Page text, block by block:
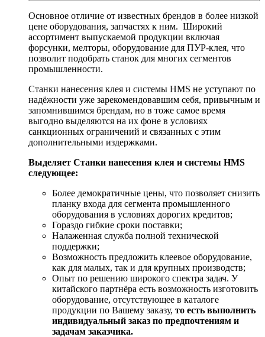
Основное отличие от известных брендов в более низкой
цене оборудования, запчастях к ним. Широкий
ассортимент выпускаемой продукции включая
форсунки, мелторы, оборудование для ПУР-клея, что
позволит подобрать станок для многих сегментов
промышленности.
Станки нанесения клея и системы HMS не уступают по
надёжности уже зарекомендовавшим себя, привычным и
запомнившимся брендам, но в тоже самое время
выгодно выделяются на их фоне в условиях
санкционных ограничений и связанных с этим
дополнительными издержками.
Выделяет Станки нанесения клея и системы HMS
следующее:
Более демократичные цены, что позволяет снизить
планку входа для сегмента промышленного
оборудования в условиях дорогих кредитов;
Гораздо гибкие сроки поставки;
Налаженная служба полной технической
поддержки;
Возможность предложить клеевое оборудование,
как для малых, так и для крупных производств;
Опыт по решению широкого спектра задач. У
китайского партнёра есть возможность изготовить
оборудование, отсутствующее в каталоге
продукции по Вашему заказу, то есть выполнить
индивидуальный заказ по предпочтениям и
задачам заказчика.